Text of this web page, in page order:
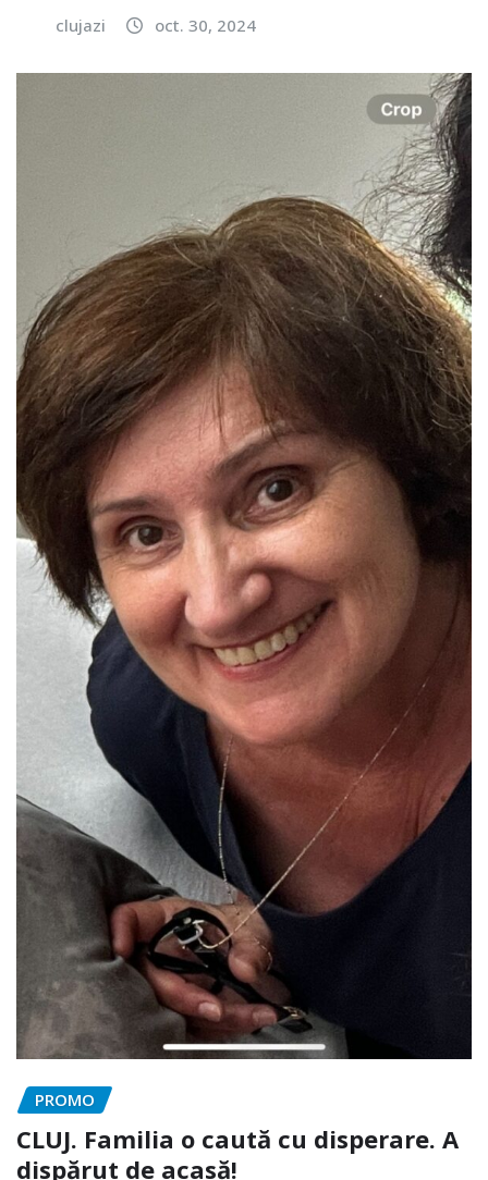
clujazi oct. 30, 2024
PROMO
CLUJ. Familia o caută cu disperare. A
dispărut de acasă!